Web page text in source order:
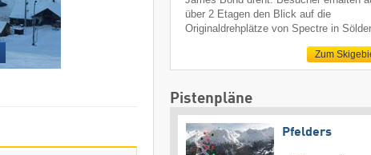
über 2 Etagen den Blick auf die
Originaldrehplätze von Spectre in
Zum
Pistenpläne
Pfelders